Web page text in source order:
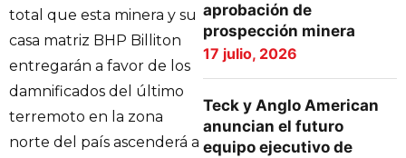
total que esta minera y su
casa matriz BHP Billiton
entregarán a favor de los
damnificados del último
terremoto en la zona
norte del país ascenderá a
aprobación de
prospección minera
17 julio, 2026
Teck y Anglo American
anuncian el futuro
equipo ejecutivo de